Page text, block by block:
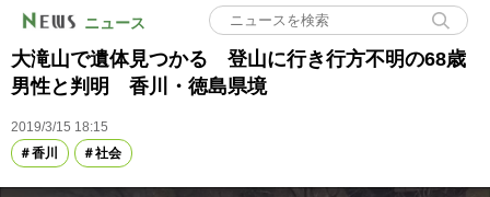
ニュース
大滝山で遺体見つかる 登山に行き行方不明の68歳
男性と判明 香川・徳島県境
2019/3/15 18:15
香川
社会